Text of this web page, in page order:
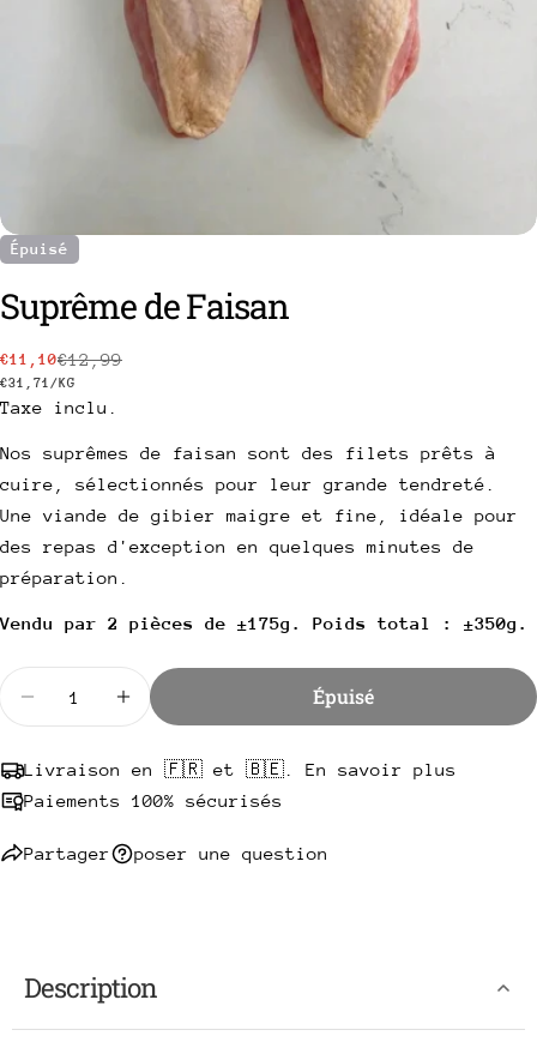
Épuisé
Suprême de Faisan
Prix
de
€11,10
Prix
habituel
€12,99
PRIX
UNITAIRE
€31,71/PAR
KG
Taxe inclu.
Nos suprêmes de faisan sont des filets prêts à
cuire, sélectionnés pour leur grande tendreté.
Une viande de gibier maigre et fine, idéale pour
des repas d'exception en quelques minutes de
préparation.
Vendu par 2 pièces de ±175g. Poids total : ±350g.
Diminuer la quantité pour Suprême de Faisan
Augmenter la quantité pour Suprême de
Épuisé
Livraison en 🇫🇷 et 🇧🇪. En savoir plus
Paiements 100% sécurisés
Partager
Partager ce produit
Partager
Copie
sur
sur
sur
poser une question
nom
Votre
email
Votre
téléphone
Votre
Les champs marqués * sont obligatoires.
Envoyer une question
Description